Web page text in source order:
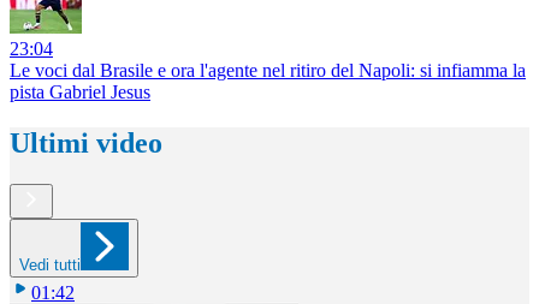
23:04
Le voci dal Brasile e ora l'agente nel ritiro del Napoli: si infiamma la
pista Gabriel Jesus
Ultimi video
Vedi tutti
01:42